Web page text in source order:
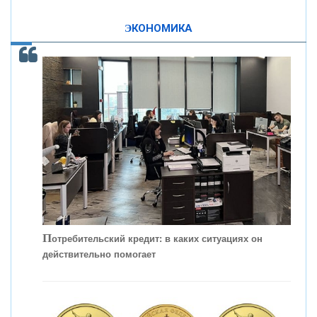
Скорость - один из главных трендов в
кредитовании бизнеса - «Интервью»
ЭКОНОМИКА
Потребительский кредит: в каких ситуациях он
действительно помогает